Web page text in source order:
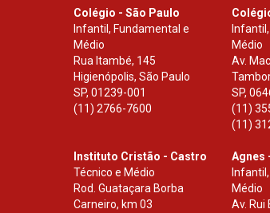
Colégio - São Paulo
Infantil, Fundamental e
Médio
Rua Itambé, 145
Higienópolis, São Paulo
SP, 01239-001
(11) 2766-7600
Médio
Av.
SP,
(11)
(11)
Instituto Cristão - Castro
Técnico e Médio
Rod. Guataçara Borba
Carneiro, km 03
Agnes
Médio
Av. Rui